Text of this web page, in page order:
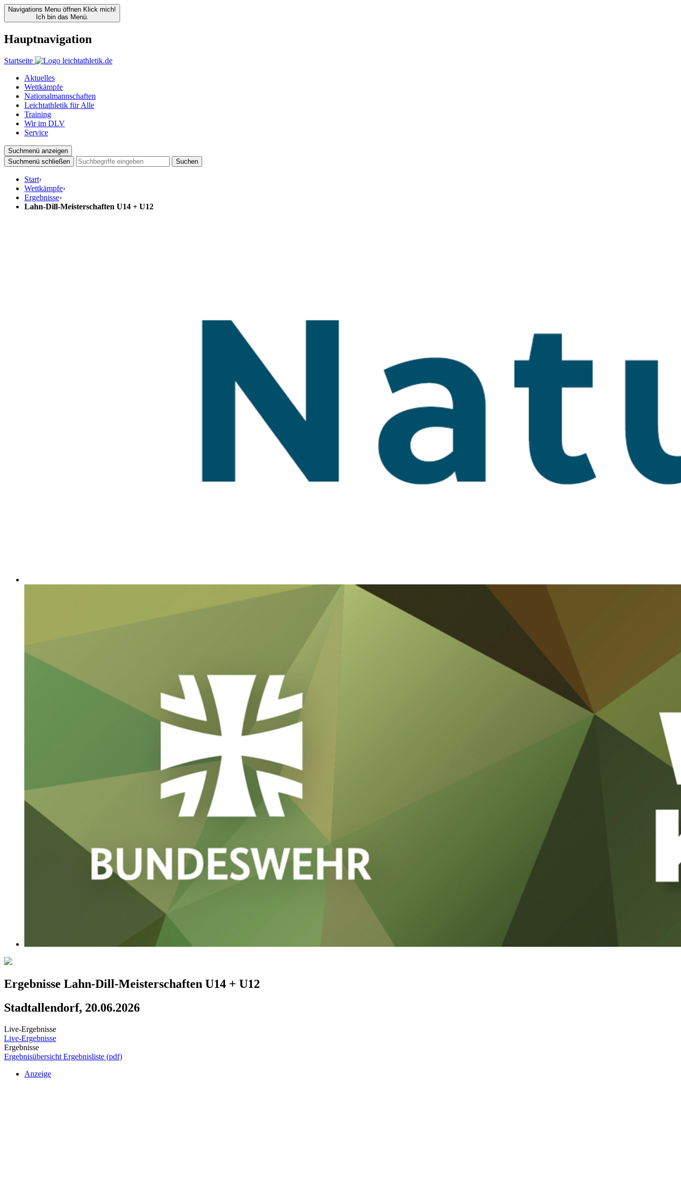
Navigations Menu öffnen Klick mich!
Ich bin das Menü.
Hauptnavigation
Startseite
Aktuelles
Wettkämpfe
Nationalmannschaften
Leichtathletik für Alle
Training
Wir im DLV
Service
Suchmenü anzeigen
Suchmenü schließen
Suchen
Start›
Wettkämpfe›
Ergebnisse›
Lahn-Dill-Meisterschaften U14 + U12
Ergebnisse Lahn-Dill-Meisterschaften U14 + U12
Stadtallendorf, 20.06.2026
Live-Ergebnisse
Live-Ergebnisse
Ergebnisse
Ergebnisübersicht Ergebnisliste (pdf)
Anzeige